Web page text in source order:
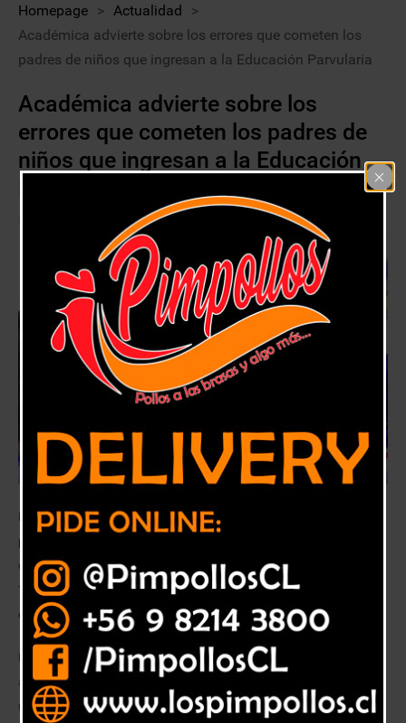
Homepage > Actualidad
>
Académica advierte sobre los errores que cometen los
padres de niños que ingresan a la Educación Parvularia
Académica advierte sobre los
errores que cometen los padres de
niños que ingresan a la Educación
Actualidad
Expectativas muy altas y la comparación con familiares o amigos son
parte de los problemas que pueden aumentar la presión y el estrés en
esa etapa de la vida, asegura Ana Abigail Salinas, jefa de carrera
Técnico en Educación Parvularia 1° y 2° Básico de Santo Tomás Viña
del Mar.
El ingreso de los niños y niñas a la Educación Parvularia es todo un
acontecimiento para cualquier familia. Para muchos, esta etapa marca
un gran quiebre en la rutina diaria pues por primera vez los menores se